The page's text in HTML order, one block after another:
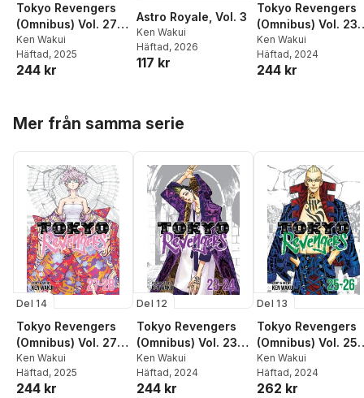
Tokyo Revengers
(Omnibus) Vol. 27-
28
Ken Wakui
Häftad, 2025
244 kr
Astro Royale, Vol. 3
Ken Wakui
Häftad, 2026
117 kr
Tokyo Revengers
(Omnibus) Vol. 23-
24
Ken Wakui
Häftad, 2024
244 kr
Mer från samma serie
Del 14
Tokyo Revengers
(Omnibus) Vol. 27-
28
Ken Wakui
Häftad, 2025
244 kr
Del 12
Tokyo Revengers
(Omnibus) Vol. 23-
24
Ken Wakui
Häftad, 2024
244 kr
Del 13
Tokyo Revengers
(Omnibus) Vol. 25-
26
Ken Wakui
Häftad, 2024
262 kr